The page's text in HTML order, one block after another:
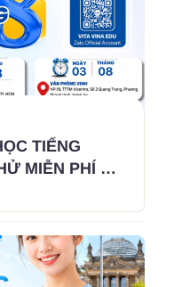
TIẾNG
MIỄN PHÍ 1